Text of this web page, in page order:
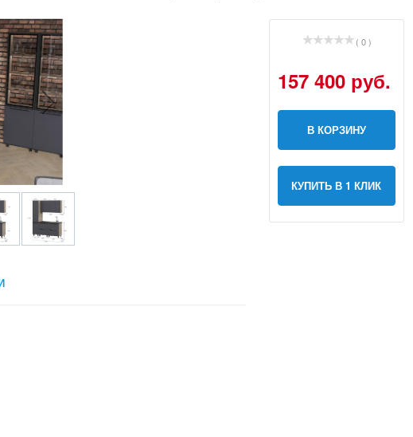
( 0 )
157 400 руб.
В КОРЗИНУ
КУПИТЬ В 1 КЛИК